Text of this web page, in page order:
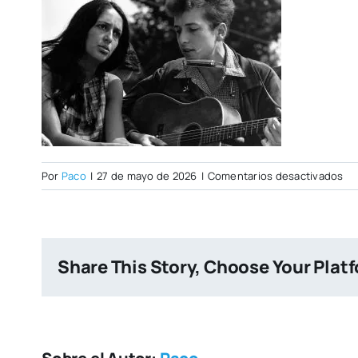
Por Paco | 27 de mayo de 2026 | Comentarios desactivadosen
Share This Story, Choose Your